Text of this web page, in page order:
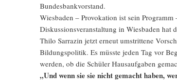
Bundesbankvorstand.
Wiesbaden – Provokation ist sein Programm
Diskussionsveranstaltung in Wiesbaden hat
Thilo Sarrazin jetzt erneut umstrittene
Bildungspolitik. Es müsste jeden Tag vor
werden, ob die Schüler Hausaufgaben
„Und wenn sie sie nicht gemacht haben,